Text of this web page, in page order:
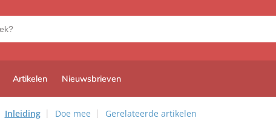
Artikelen Nieuwsbrieven
Inleiding Doe mee Gerelateerde artikelen